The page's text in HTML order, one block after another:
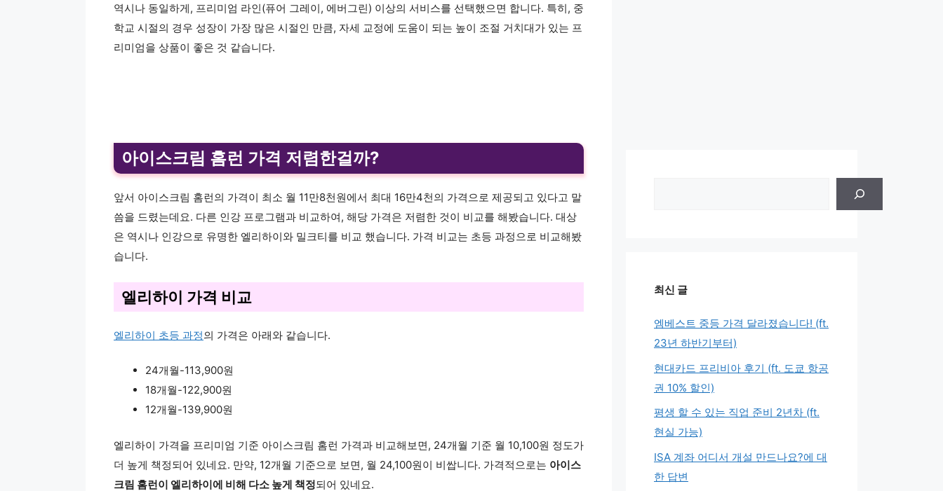
역시나 동일하게, 프리미엄 라인(퓨어 그레이, 에버그린) 이상의 서비스를 선택했으면 합니다. 특히, 중
학교 시절의 경우 성장이 가장 많은 시절인 만큼, 자세 교정에 도움이 되는 높이 조절 거치대가 있는 프
리미엄을 상품이 좋은 것 같습니다.
아이스크림 홈런 가격 저렴한걸까?
앞서 아이스크림 홈런의 가격이 최소 월 11만8천원에서 최대 16만4천의 가격으로 제공되고 있다고 말
씀을 드렸는데요. 다른 인강 프로그램과 비교하여, 해당 가격은 저렴한 것이 비교를 해봤습니다. 대상
은 역시나 인강으로 유명한 엘리하이와 밀크티를 비교 했습니다. 가격 비교는 초등 과정으로 비교해봤
습니다.
엘리하이 가격 비교
엘리하이 초등 과정의 가격은 아래와 같습니다.
24개월-113,900원
18개월-122,900원
12개월-139,900원
엘리하이 가격을 프리미엄 기준 아이스크림 홈런 가격과 비교해보면, 24개월 기준 월 10,100원 정도가
더 높게 책정되어 있네요. 만약, 12개월 기준으로 보면, 월 24,100원이 비쌉니다. 가격적으로는 아이스
크림 홈런이 엘리하이에 비해 다소 높게 책정되어 있네요.
최신 글
엠베스트 중등 가격 달라졌습니다! (ft.
23년 하반기부터)
현대카드 프리비아 후기 (ft. 도쿄 항공
권 10% 할인)
평생 할 수 있는 직업 준비 2년차 (ft.
현실 가능)
ISA 계좌 어디서 개설 만드나요?에 대
한 답변